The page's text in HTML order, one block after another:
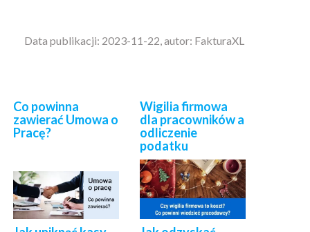
Data publikacji: 2023-11-22, autor: FakturaXL
Co powinna
zawierać Umowa o
Pracę?
Wigilia firmowa
dla pracowników a
odliczenie
podatku